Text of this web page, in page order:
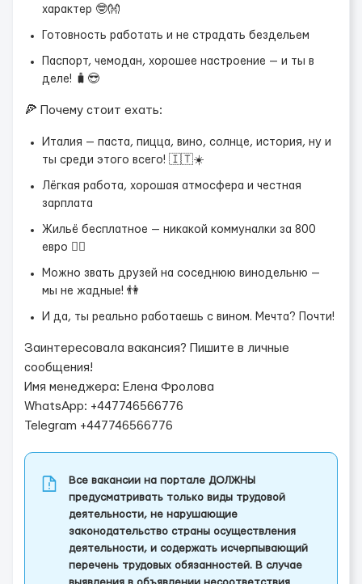
характер 🤓👐
Готовность работать и не страдать бездельем
Паспорт, чемодан, хорошее настроение — и ты в
деле! 🧳😎
🍕 Почему стоит ехать:
Италия — паста, пицца, вино, солнце, история, ну и
ты среди этого всего! 🇮🇹☀️
Лёгкая работа, хорошая атмосфера и честная
зарплата
Жильё бесплатное — никакой коммуналки за 800
евро 🙅‍♂️
Можно звать друзей на соседнюю винодельню —
мы не жадные! 👫
И да, ты реально работаешь с вином. Мечта? Почти!
Заинтересовала вакансия? Пишите в личные
сообщения!
Имя менеджера: Елена Фролова
WhatsApp: +447746566776
Telegram +447746566776
Все вакансии на портале ДОЛЖНЫ
предусматривать только виды трудовой
деятельности, не нарушающие
законодательство страны осуществления
деятельности, и содержать исчерпывающий
перечень трудовых обязанностей. В случае